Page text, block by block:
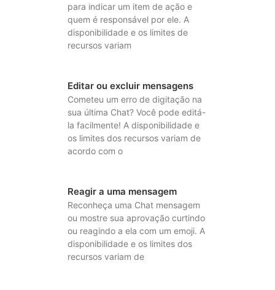
para indicar um item de ação e
quem é responsável por ele. A
disponibilidade e os limites de
recursos variam
Editar ou excluir mensagens
Cometeu um erro de digitação na
sua última Chat? Você pode editá-
la facilmente! A disponibilidade e
os limites dos recursos variam de
acordo com o
Reagir a uma mensagem
Reconheça uma Chat mensagem
ou mostre sua aprovação curtindo
ou reagindo a ela com um emoji. A
disponibilidade e os limites dos
recursos variam de